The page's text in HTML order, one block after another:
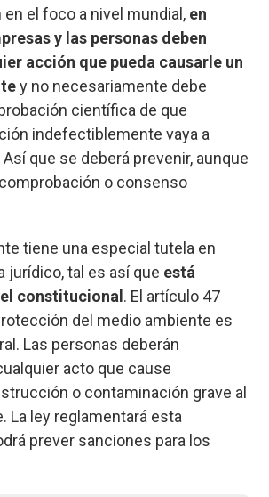
en el foco a nivel mundial, en
y las personas deben
acción que pueda causarle un
y no necesariamente debe
científica de que
indefectiblemente vaya a
que se deberá prevenir, aunque
o consenso
tiene una especial tutela en
jurídico, tal es así que está
constitucional . El artículo 47
del medio ambiente es
Las personas deberán
acto que cause
o contaminación grave al
La ley reglamentará esta
prever sanciones para los